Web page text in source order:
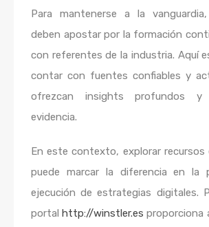
Para mantenerse a la
deben apostar por la formación
con referentes de la industria. Aquí
contar con fuentes confiables y
ofrezcan insights profundos y
evidencia.
En este contexto, explorar recursos
puede marcar la diferencia en la
ejecución de estrategias digitales.
portalhttp://winstler.es proporciona